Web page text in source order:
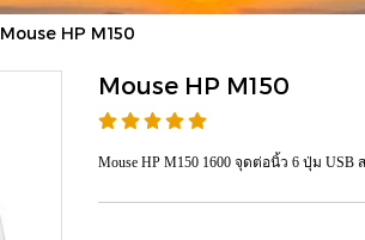
Mouse HP M150
Mouse HP M150
Mouse HP M150 1600 จุดต่อนิ้ว 6 ปุ่ม USB